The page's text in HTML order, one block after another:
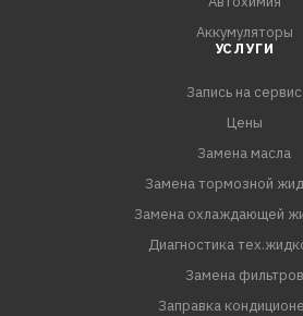
Аккумуляторы
УСЛУГИ
Запись на сервис
Цены
Замена масла
Замена тормозной
Замена охлаждающей
Диагностика
Замена фильтров
Заправка